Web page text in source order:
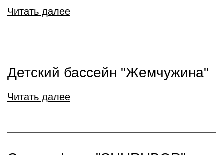
Читать далее
Детский бассейн "Жемчужина"
Читать далее